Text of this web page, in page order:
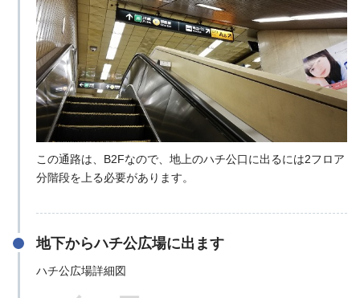
この通路は、B2Fなので、地上のハチ公口に出るには2フロア
分階段を上る必要があります。
地下からハチ公広場に出ます
ハチ公広場詳細図